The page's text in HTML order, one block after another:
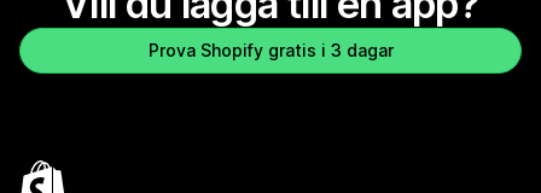
Prova Shopify gratis i 3 dagar